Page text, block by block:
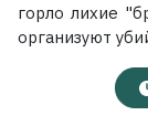
горло лихие
организуют